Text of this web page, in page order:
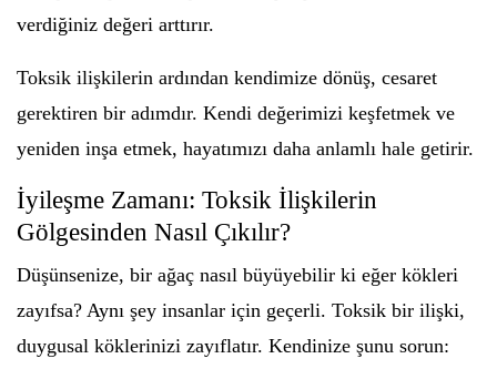
verdiğiniz değeri arttırır.
Toksik ilişkilerin ardından kendimize dönüş, cesaret
gerektiren bir adımdır. Kendi değerimizi keşfetmek ve
yeniden inşa etmek, hayatımızı daha anlamlı hale getirir.
İyileşme Zamanı: Toksik İlişkilerin
Gölgesinden Nasıl Çıkılır?
Düşünsenize, bir ağaç nasıl büyüyebilir ki eğer kökleri
zayıfsa? Aynı şey insanlar için geçerli. Toksik bir ilişki,
duygusal köklerinizi zayıflatır. Kendinize şunu sorun: